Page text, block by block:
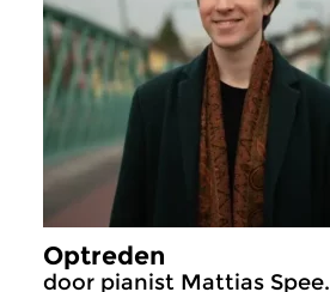
Optreden
door pianist Mattias Spee.